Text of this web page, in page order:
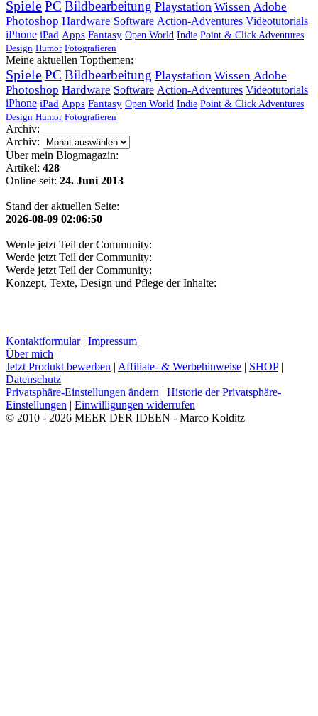
SpielePC Bildbearbeitung Playstation Wissen Adobe
Photoshop Hardware Software Action-Adventures Videotutorials
iPhone iPad Apps Fantasy Open World Indie Point & Click Adventures
Design Humor Fotografieren
Meine aktuellen Topthemen:
SpielePC Bildbearbeitung Playstation Wissen Adobe
Photoshop Hardware Software Action-Adventures Videotutorials
iPhone iPad Apps Fantasy Open World Indie Point & Click Adventures
Design Humor Fotografieren
Archiv:
Archiv:
Über mein Blogmagazin:
Artikel: 428
Online seit: 24. Juni 2013
Stand der aktuellen Seite:
2026-08-09 02:06:50
Werde jetzt Teil der Community:
Werde jetzt Teil der Community:
Werde jetzt Teil der Community:
Konzept, Texte, Design und Pflege der Inhalte:
Kontaktformular| Impressum |
Über mich |
Jetzt Produkt bewerben | Affiliate- & Werbehinweise | SHOP|
Datenschutz
Privatsphäre-Einstellungen ändern | Historie der Privatsphäre-
Einstellungen | Einwilligungen widerrufen
© 2010 - 2026 MEER DER IDEEN - Marco Kolditz